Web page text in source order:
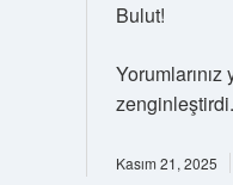
Bulut!
Yorumlarınız
zenginleştirdi.
Kasım 21, 2025